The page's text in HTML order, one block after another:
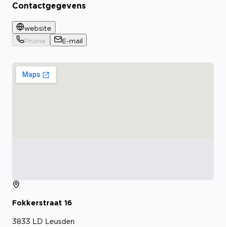
Contactgegevens
website
Phone
E-mail
Fokkerstraat 16
3833 LD Leusden